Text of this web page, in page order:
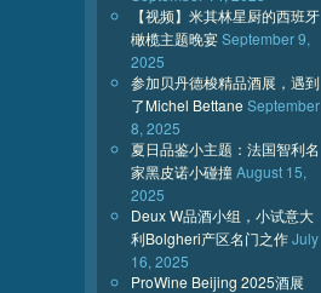
【视频】米其林星厨的西班牙
橄榄主题晚宴September 9,
2025
参加贝丹德梭精品酒展，遇到
了Michel Bettane September
8, 2025
夏日品鉴小主题：法国智利名
家黑皮诺小碰撞August 15,
2025
Deux W品酒小组，小试意大
利Bolgheri产区名门之作July
16, 2025
ProWine Beijing 2025酒展